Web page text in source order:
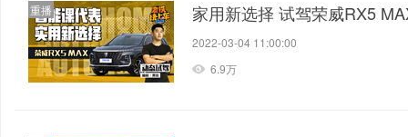
重播 家用新选择 试驾荣威RX5
2022-03-04 11:00:00
6.9万